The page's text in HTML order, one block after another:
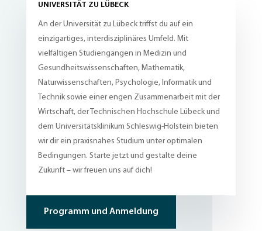
UNIVERSITÄT ZU LÜBECK
An der Universität zu Lübeck triffst du auf ein
einzigartiges, interdisziplinäres Umfeld. Mit
vielfältigen Studiengängen in Medizin und
Gesundheitswissenschaften, Mathematik,
Naturwissenschaften, Psychologie, Informatik und
Technik sowie einer engen Zusammenarbeit mit der
Wirtschaft, der Technischen Hochschule Lübeck und
dem Universitätsklinikum Schleswig-Holstein bieten
wir dir ein praxisnahes Studium unter optimalen
Bedingungen. Starte jetzt und gestalte deine
Zukunft – wir freuen uns auf dich!
Programm und Anmeldung